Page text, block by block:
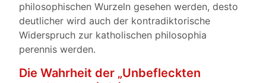
philosophischen Wurzeln gesehen werden, desto
deutlicher wird auch der kontradiktorische
Widerspruch zur katholischen philosophia
perennis werden.
Die Wahrheit der „Unbefleckten